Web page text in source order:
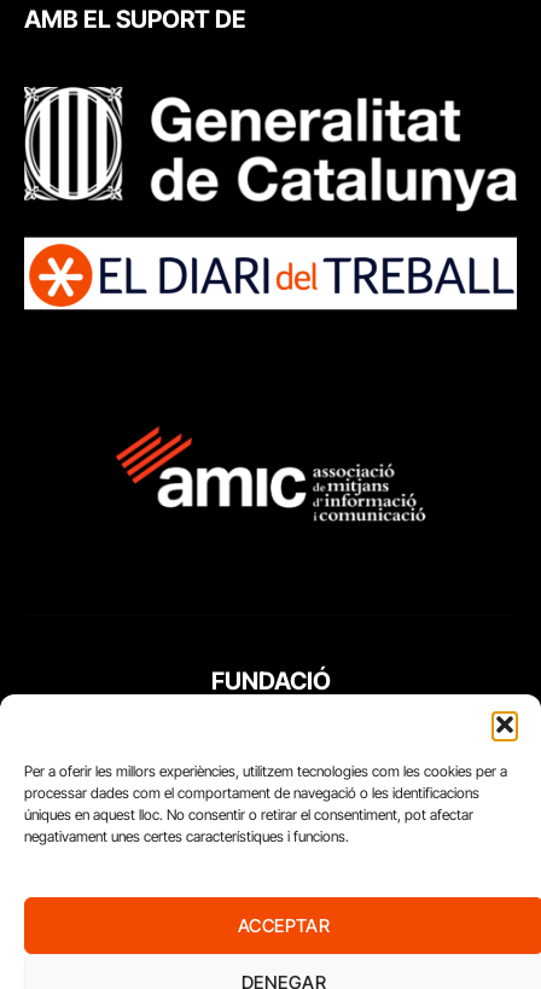
Per a oferir les millors experiències, utilitzem tecnologies com les cookies per a
processar dades com el comportament de navegació o les identificacions
úniques en aquest lloc. No consentir o retirar el consentiment, pot afectar
negativament unes certes característiques i funcions.
ACCEPTAR
DENEGAR
AMB EL SUPORT DE
FUNDACIÓ